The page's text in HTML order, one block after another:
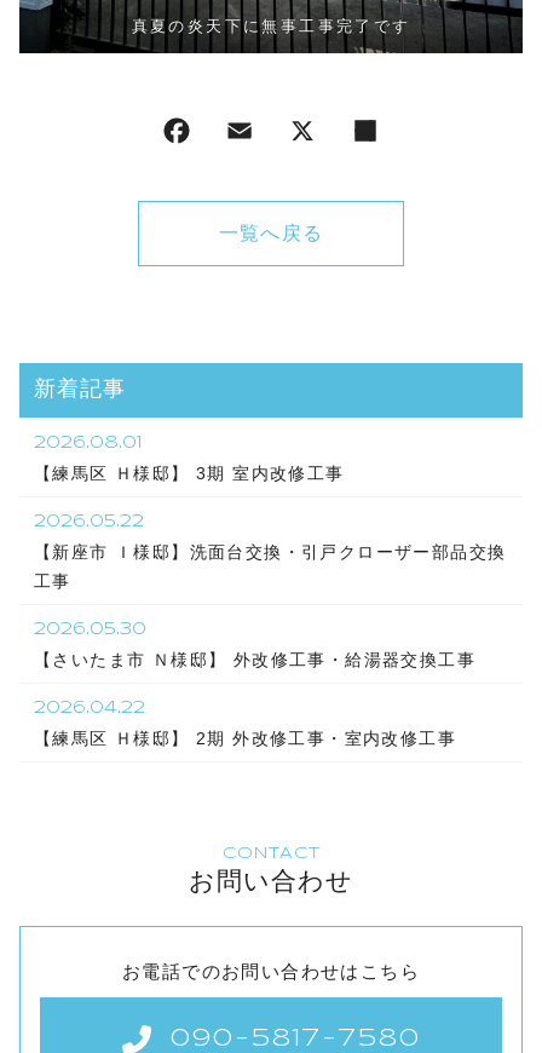
真夏の炎天下に無事工事完了です
一覧へ戻る
新着記事
2026.08.01
【練馬区 Ｈ様邸】 3期 室内改修工事
2026.05.22
【新座市 Ｉ様邸】洗面台交換・引戸クローザー部品交換
工事
2026.05.30
【さいたま市 Ｎ様邸】 外改修工事・給湯器交換工事
2026.04.22
【練馬区 Ｈ様邸】 2期 外改修工事・室内改修工事
CONTACT
お問い合わせ
お電話でのお問い合わせはこちら
090-5817-7580